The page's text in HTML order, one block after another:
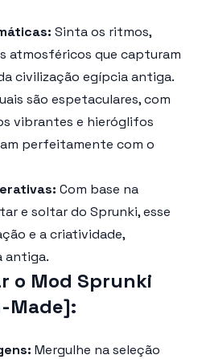
Sinta os ritmos,
atmosféricos que capturam
civilização egípcia antiga.
são espetaculares, com
vibrantes e hieróglifos
perfeitamente com o
Com base na
e soltar do Sprunki, esse
e a criatividade,
antiga.
o Mod Sprunki
Made]:
Mergulhe na seleção